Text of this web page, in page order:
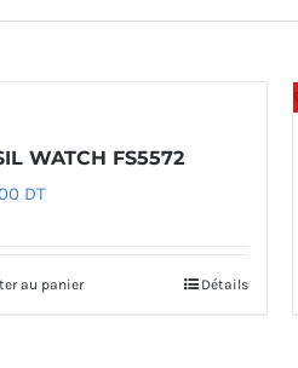
WATCH FS5572
DT
au panier Détails